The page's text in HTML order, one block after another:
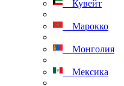
Кувейт
Марокко
Монголия
Мексика